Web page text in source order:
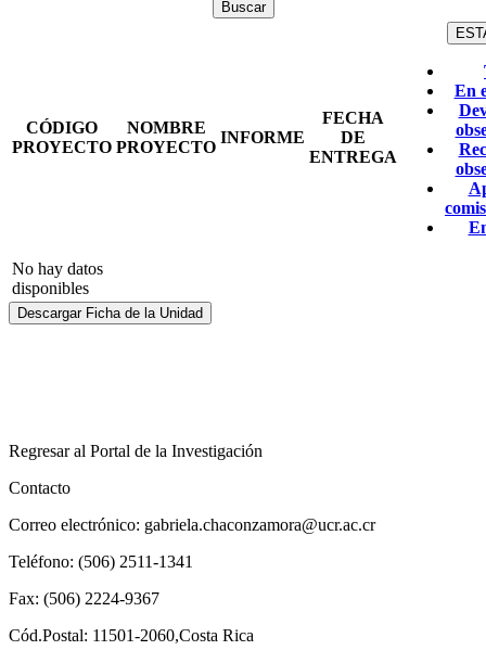
CÓDIGO
PROYECTO
NOMBRE
PROYECTO
INFORME
FECHA
DE
ENTREGA
En
No hay datos
disponibles
Descargar Ficha de la Unidad
Regresar al Portal de la Investigación
Contacto
Correo electrónico: gabriela.chaconzamora@ucr.ac.cr
Teléfono: (506) 2511-1341
Fax: (506) 2224-9367
Cód.Postal: 11501-2060,Costa Rica